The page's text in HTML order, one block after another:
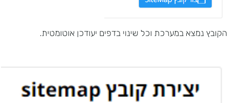
הקובץ נמצא במערכת וכל שינוי בדפים יעודכן אוטומטית.